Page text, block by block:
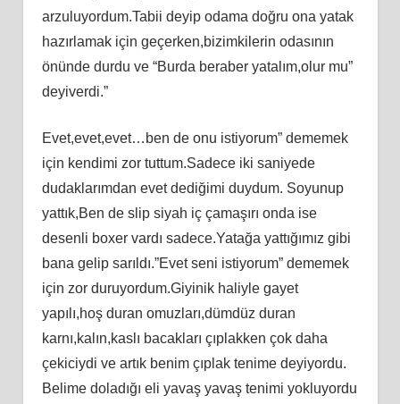
arzuluyordum.Tabii deyip odama doğru ona yatak
hazırlamak için geçerken,bizimkilerin odasının
önünde durdu ve “Burda beraber yatalım,olur mu”
deyiverdi.”
Evet,evet,evet…ben de onu istiyorum” dememek
için kendimi zor tuttum.Sadece iki saniyede
dudaklarımdan evet dediğimi duydum. Soyunup
yattık,Ben de slip siyah iç çamaşırı onda ise
desenli boxer vardı sadece.Yatağa yattığımız gibi
bana gelip sarıldı.”Evet seni istiyorum” dememek
için zor duruyordum.Giyinik haliyle gayet
yapılı,hoş duran omuzları,dümdüz duran
karnı,kalın,kaslı bacakları çıplakken çok daha
çekiciydi ve artık benim çıplak tenime deyiyordu.
Belime doladığı eli yavaş yavaş tenimi yokluyordu